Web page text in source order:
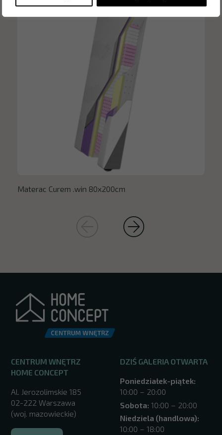
Materac Curem .win 80x200cm
CENTRUM WNĘTRZ
HOME CONCEPT
Al. Jerozolimskie 185
02-222 Warszawa
(woj. mazowieckie)
DZIŚ GALERIA OTWARTA
Poniedziałek-piątek:
10:00 – 20:00
Sobota: 10:00 – 20:00
Niedziela (handlowa):
10:00 – 18:00